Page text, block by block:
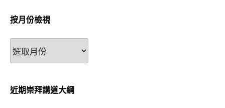
按月份檢視
按
月
檢
視
近期崇拜講道大綱